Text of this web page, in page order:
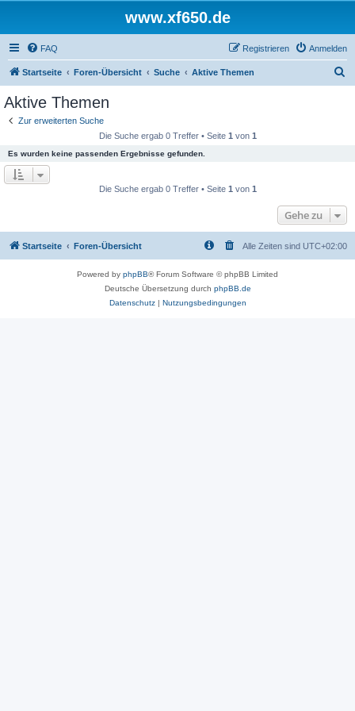
www.xf650.de
FAQ Anmelden
Registrieren
Startseite Foren-Übersicht Suche Aktive Themen
Aktive Themen
Zur erweiterten Suche
Die Suche ergab 0 Treffer • Seite 1 von 1
Es wurden keine passenden Ergebnisse gefunden.
Die Suche ergab 0 Treffer • Seite 1 von 1
Gehe zu
Startseite Foren-Übersicht Alle Zeiten sind UTC+02:00
Powered by phpBB® Forum Software © phpBB Limited
Deutsche Übersetzung durch phpBB.de
Datenschutz| Nutzungsbedingungen